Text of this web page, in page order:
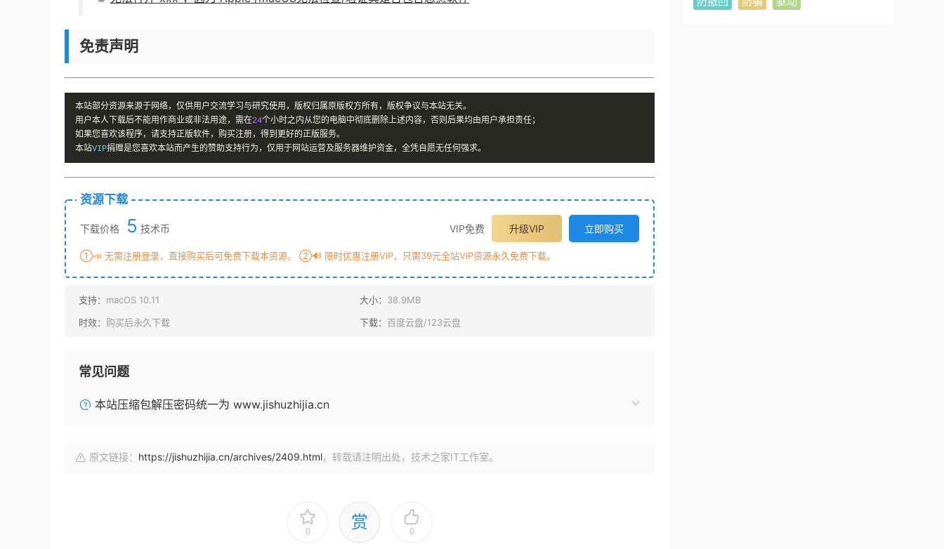
免责声明
本站部分资源来源于网络，仅供用户交流学习与研究使用，版权归属原版权方所有，版权争议与本站无关。
用户本人下载后不能用作商业或非法用途，需在24个小时之内从您的电脑中彻底删除上述内容，否则后果均由用户承担责任；
如果您喜欢该程序，请支持正版软件，购买注册，得到更好的正版服务。
本站VIP捐赠是您喜欢本站而产生的赞助支持行为，仅用于网站运营及服务器维护资金，全凭自愿无任何强求。
资源下载
下载价格 5 技术币 VIP免费 升级VIP 立即购买
①📣 无需注册登录，直接购买后可免费下载本资源。 ②🔊 限时优惠注册VIP，只需39元全站VIP资源永久免费下载。
支持： macOS 10.11 大小： 38.9MB
时效： 购买后永久下载 下载： 百度云盘/123云盘
常见问题
本站压缩包解压密码统一为 www.jishuzhijia.cn
原文链接： https://jishuzhijia.cn/archives/2409.html，转载请注明出处，技术之家IT工作室。
0 赏 0